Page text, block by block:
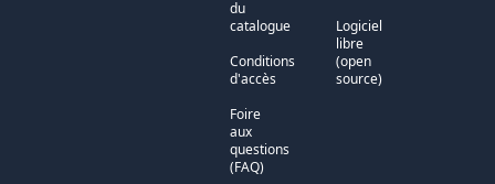
du
catalogue
Conditions
d'accès
Foire
aux
questions
(FAQ)
Logiciel
libre
(open
source)